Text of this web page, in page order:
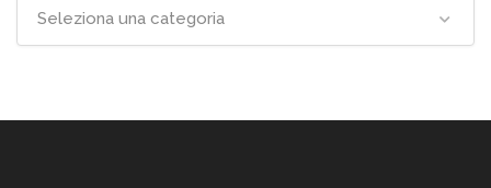
Seleziona una categoria